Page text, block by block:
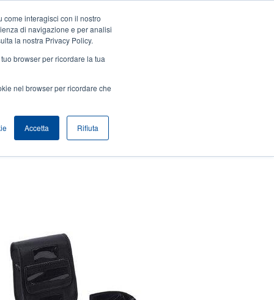
come interagisci con il nostro
di navigazione e per analisi
la nostra Privacy Policy.
browser per ricordare la tua
nel browser per ricordare che
Accetta Rifiuta
User
Anonymous
Accedi / Registrati
Seleziona Prodotti